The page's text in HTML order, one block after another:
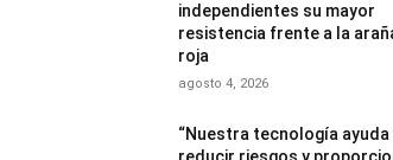
independientes su mayor
resistencia frente a la
roja
agosto 4, 2026
“Nuestra tecnología ayuda